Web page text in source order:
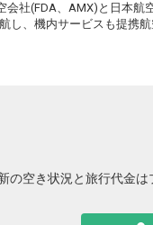
社(FDA、AMX)と日本航
し、機内サービスも提携
の空き状況と旅行代金は